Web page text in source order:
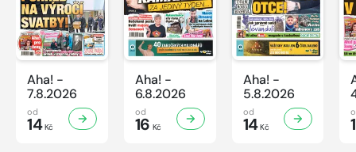
Aha! -
7.8.2026
od
14Kč
Aha! -
6.8.2026
od
16 Kč
Aha! -
5.8.2026
od
14Kč